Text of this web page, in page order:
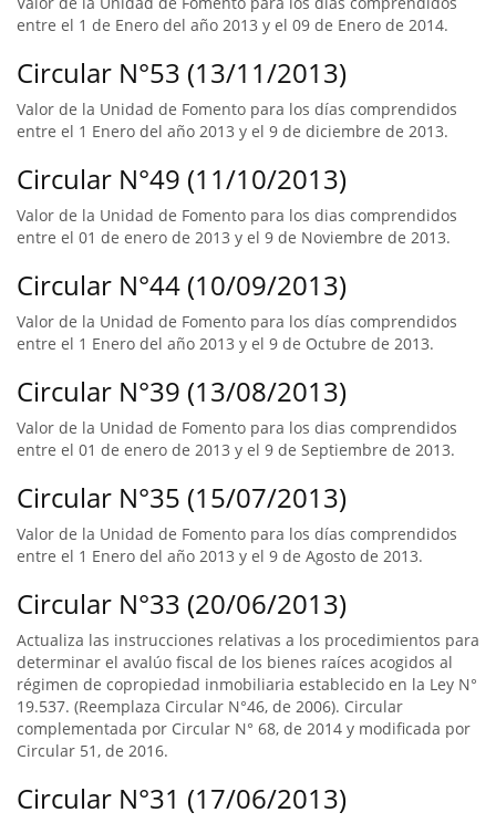
entre el 1 de Enero del año 2013 y el 09 de Enero de 2014.
Circular N°53 (13/11/2013)
Valor de la Unidad de Fomento para los días comprendidos
entre el 1 Enero del año 2013 y el 9 de diciembre de 2013.
Circular N°49 (11/10/2013)
Valor de la Unidad de Fomento para los dias comprendidos
entre el 01 de enero de 2013 y el 9 de Noviembre de 2013.
Circular N°44 (10/09/2013)
Valor de la Unidad de Fomento para los días comprendidos
entre el 1 Enero del año 2013 y el 9 de Octubre de 2013.
Circular N°39 (13/08/2013)
Valor de la Unidad de Fomento para los dias comprendidos
entre el 01 de enero de 2013 y el 9 de Septiembre de 2013.
Circular N°35 (15/07/2013)
Valor de la Unidad de Fomento para los días comprendidos
entre el 1 Enero del año 2013 y el 9 de Agosto de 2013.
Circular N°33 (20/06/2013)
Actualiza las instrucciones relativas a los procedimientos para
determinar el avalúo fiscal de los bienes raíces acogidos al
régimen de copropiedad inmobiliaria establecido en la Ley N°
19.537. (Reemplaza Circular N°46, de 2006). Circular
complementada por Circular N° 68, de 2014 y modificada por
Circular 51, de 2016.
Circular N°31 (17/06/2013)